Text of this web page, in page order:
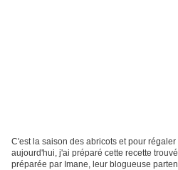
C'est la saison des abricots et pour
aujourd'hui, j'ai préparé cette recette
préparée par Imane, leur blogueuse